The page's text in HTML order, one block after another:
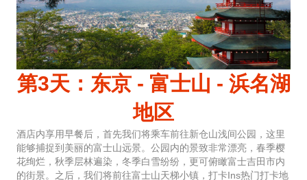
第3天：东京 - 富士山 - 浜名湖
地区
酒店内享用早餐后，首先我们将乘车前往新仓山浅间公园，这里
能够捕捉到美丽的富士山远景。公园内的景致非常漂亮，春季樱
花绚烂，秋季层林遍染，冬季白雪纷纷，更可俯瞰富士吉田市内
的街景。之后，我们将前往富士山天梯小镇，打卡Ins热门打卡地